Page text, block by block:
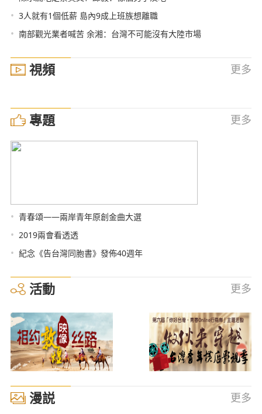
• 3人就有1個低薪 島內9成上班族想離職
• 南部觀光業者喊苦 余湘：台灣不可能沒有大陸市場
視頻 更多
專題 更多
• 青春頌——兩岸青年原創金曲大選
• 2019兩會看透透
• 紀念《告台灣同胞書》發佈40週年
活動 更多
漫説 更多